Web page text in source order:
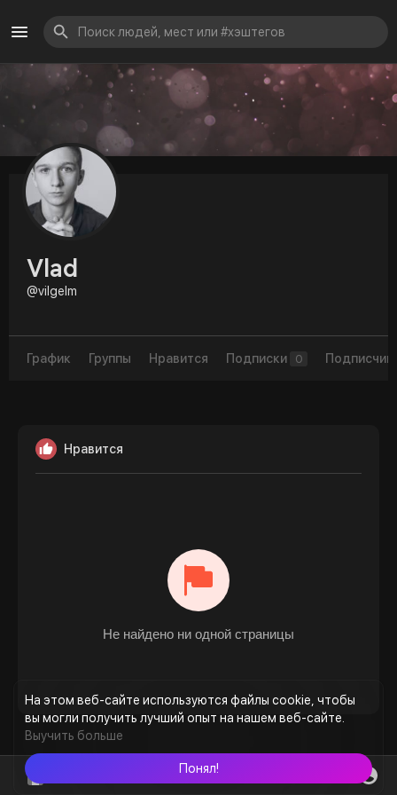
На этом веб-сайте используются файлы cookie, чтобы
вы могли получить лучший опыт на нашем веб-сайте.
Выучить больше
Понял!
Vlad
@vilgelm
График Группы Нравится Подписки 0
Нравится
Не найдено ни одной страницы